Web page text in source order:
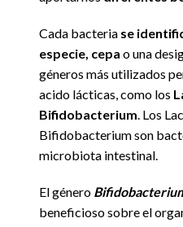
Cada bacteria se
especie, cepa o una
géneros más utilizados
acido lácticas, como los
Bifidobacterium . Los
Bifidobacterium son
microbiota intestinal.
El género
beneficioso sobre el